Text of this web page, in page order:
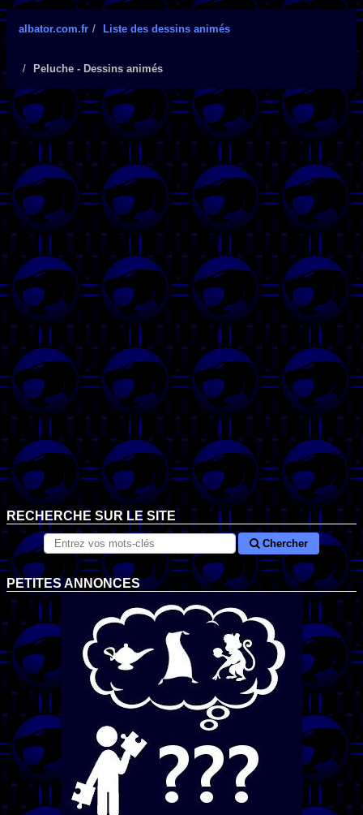
albator.com.fr Liste des dessins animés
Peluche - Dessins animés
RECHERCHE SUR LE SITE
Chercher
PETITES ANNONCES